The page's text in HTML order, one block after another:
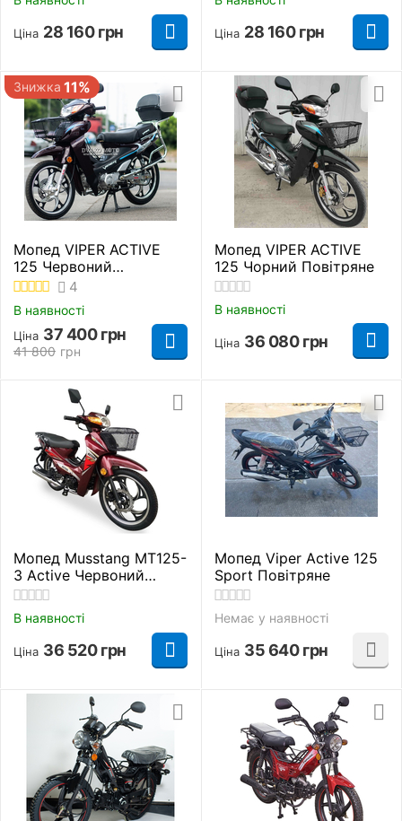
Ціна 28 160 грн Ціна 28 160 грн
Знижка 11%
Мопед VIPER ACTIVE
125 Червоний
Повітряне
4
В наявності
41 800 грн
Ціна 37 400 грн
Мопед VIPER ACTIVE
125 Чорний Повітряне
В наявності
Ціна 36 080 грн
Мопед Musstang MT125-
3 Active Червоний
Повітряне
В наявності
Ціна 36 520 грн
Мопед Viper Active 125
Sport Повітряне
Немає у наявності
Ціна 35 640 грн